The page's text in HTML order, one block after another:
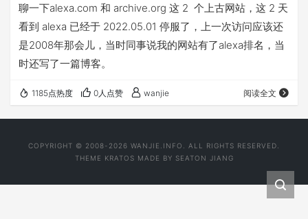
聊一下alexa.com 和 archive.org 这 2 个上古网站，这 2 天
看到 alexa 已经于 2022.05.01 停服了，上一次访问应该还
是2008年那会儿，当时同事说我的网站有了alexa排名，当
时还写了一篇博客。
1185点热度 0人点赞 wanjie 阅读全文
COPYRIGHT © 2008-2026 WANJIE.INFO. ALL RIGHTS RESERVED.
THEME KRATOS MADE BY SEATON JIANG